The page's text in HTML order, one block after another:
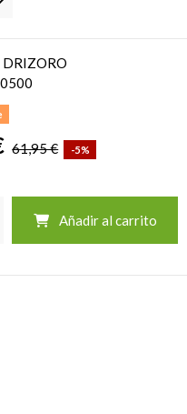
61,95 € -5%
Añadir al carrito